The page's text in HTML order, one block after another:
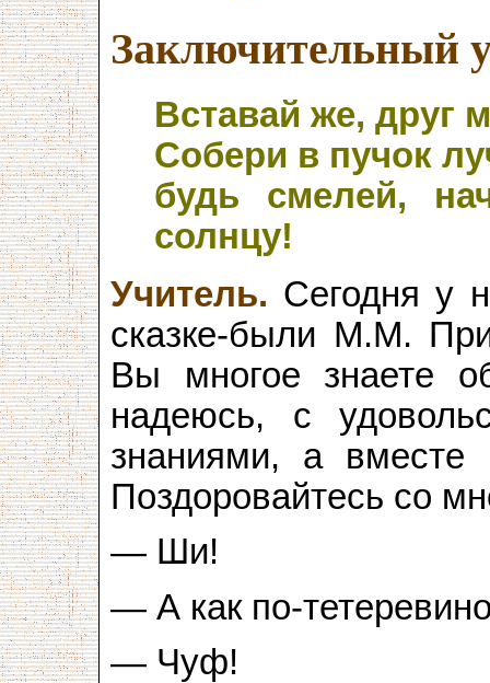
Заключительный
Вставай же, друг
Собери в пучок
будь смелей,
солнцу!
Учитель. Сегодня у
сказке-были М.М.
Вы многое знаете
надеюсь, с
знаниями, а
Поздоровайтесь со
— Ши!
— А как по-
— Чуф!